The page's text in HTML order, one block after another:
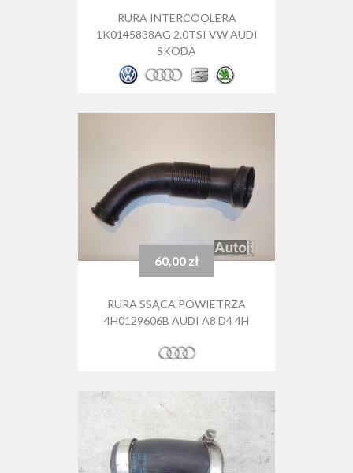
RURA INTERCOOLERA
1K0145838AG 2.0TSI VW AUDI
SKODA
Cena60,00 zł
RURA SSĄCA POWIETRZA
4H0129606B AUDI A8 D4 4H